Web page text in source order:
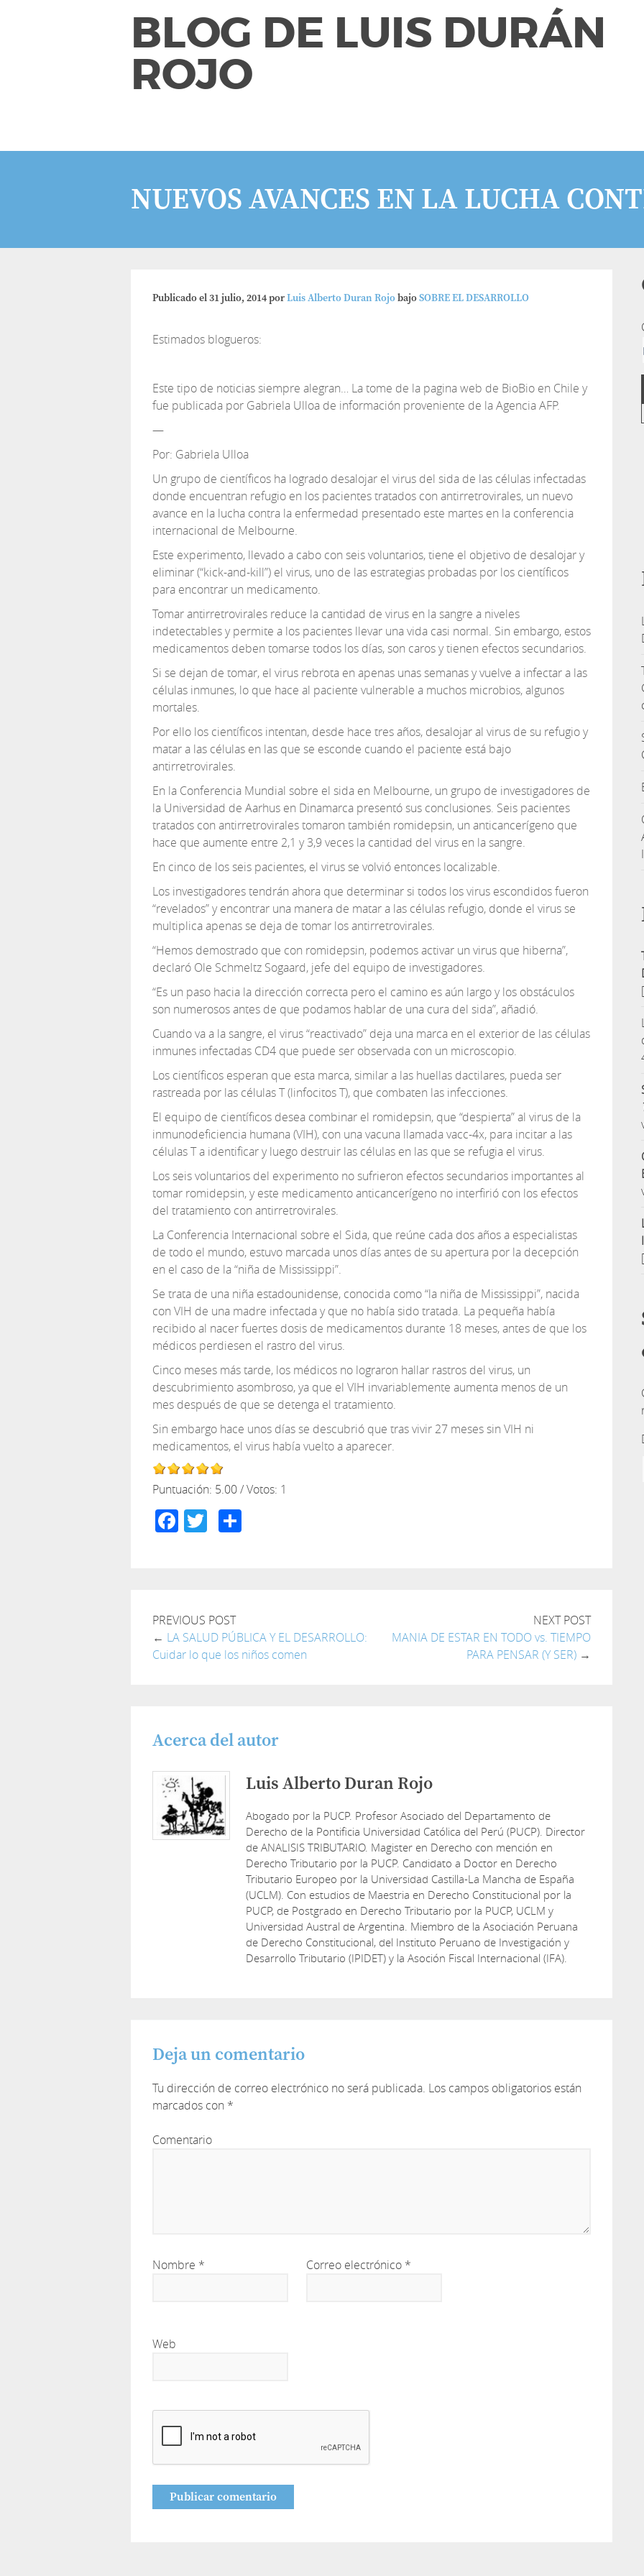
BLOG DE LUIS DURÁN
ROJO
NUEVOS AVANCES EN LA LUCHA
Publicado el31 julio, 2014porLuis Alberto Duran RojobajoSOBRE EL DESARROLLO
Estimados blogueros:
Este tipo de noticias siempre alegran… La tome de la pagina web de BioBio en Chile y
fue publicada por Gabriela Ulloa de información proveniente de la Agencia AFP.
—
Por: Gabriela Ulloa
Un grupo de científicos ha logrado desalojar el virus del sida de las células infectadas
donde encuentran refugio en los pacientes tratados con antirretrovirales, un nuevo
avance en la lucha contra la enfermedad presentado este martes en la conferencia
internacional de Melbourne.
Este experimento, llevado a cabo con seis voluntarios, tiene el objetivo de desalojar y
eliminar (“kick-and-kill”) el virus, uno de las estrategias probadas por los científicos
para encontrar un medicamento.
Tomar antirretrovirales reduce la cantidad de virus en la sangre a niveles
indetectables y permite a los pacientes llevar una vida casi normal. Sin embargo, estos
medicamentos deben tomarse todos los días, son caros y tienen efectos secundarios.
Si se dejan de tomar, el virus rebrota en apenas unas semanas y vuelve a infectar a las
células inmunes, lo que hace al paciente vulnerable a muchos microbios, algunos
mortales.
Por ello los científicos intentan, desde hace tres años, desalojar al virus de su refugio y
matar a las células en las que se esconde cuando el paciente está bajo
antirretrovirales.
En la Conferencia Mundial sobre el sida en Melbourne, un grupo de investigadores de
la Universidad de Aarhus en Dinamarca presentó sus conclusiones. Seis pacientes
tratados con antirretrovirales tomaron también romidepsin, un anticancerígeno que
hace que aumente entre 2,1 y 3,9 veces la cantidad del virus en la sangre.
En cinco de los seis pacientes, el virus se volvió entonces localizable.
Los investigadores tendrán ahora que determinar si todos los virus escondidos fueron
“revelados” y encontrar una manera de matar a las células refugio, donde el virus se
multiplica apenas se deja de tomar los antirretrovirales.
“Hemos demostrado que con romidepsin, podemos activar un virus que hiberna”,
declaró Ole Schmeltz Sogaard, jefe del equipo de investigadores.
“Es un paso hacia la dirección correcta pero el camino es aún largo y los obstáculos
son numerosos antes de que podamos hablar de una cura del sida”, añadió.
Cuando va a la sangre, el virus “reactivado” deja una marca en el exterior de las células
inmunes infectadas CD4 que puede ser observada con un microscopio.
Los científicos esperan que esta marca, similar a las huellas dactilares, pueda ser
rastreada por las células T (linfocitos T), que combaten las infecciones.
El equipo de científicos desea combinar el romidepsin, que “despierta” al virus de la
inmunodeficiencia humana (VIH), con una vacuna llamada vacc-4x, para incitar a las
células T a identificar y luego destruir las células en las que se refugia el virus.
Los seis voluntarios del experimento no sufrieron efectos secundarios importantes al
tomar romidepsin, y este medicamento anticancerígeno no interfirió con los efectos
del tratamiento con antirretrovirales.
La Conferencia Internacional sobre el Sida, que reúne cada dos años a especialistas
de todo el mundo, estuvo marcada unos días antes de su apertura por la decepción
en el caso de la “niña de Mississippi”.
Se trata de una niña estadounidense, conocida como “la niña de Mississippi”, nacida
con VIH de una madre infectada y que no había sido tratada. La pequeña había
recibido al nacer fuertes dosis de medicamentos durante 18 meses, antes de que los
médicos perdiesen el rastro del virus.
Cinco meses más tarde, los médicos no lograron hallar rastros del virus, un
descubrimiento asombroso, ya que el VIH invariablemente aumenta menos de un
mes después de que se detenga el tratamiento.
Sin embargo hace unos días se descubrió que tras vivir 27 meses sin VIH ni
medicamentos, el virus había vuelto a aparecer.
Puntuación: 5.00/ Votos: 1
Facebook
Twitter
PREVIOUS POST
← LA SALUD PÚBLICA Y EL DESARROLLO:
Cuidar lo que los niños comen
NEXT POST
MANIA DE ESTAR EN TODO vs. TIEMPO
PARA PENSAR (Y SER) →
Acerca del autor
Luis Alberto Duran Rojo
Abogado por la PUCP. Profesor Asociado del Departamento de
Derecho de la Pontificia Universidad Católica del Perú (PUCP). Director
de ANALISIS TRIBUTARIO. Magister en Derecho con mención en
Derecho Tributario por la PUCP. Candidato a Doctor en Derecho
Tributario Europeo por la Universidad Castilla-La Mancha de España
(UCLM). Con estudios de Maestria en Derecho Constitucional por la
PUCP, de Postgrado en Derecho Tributario por la PUCP, UCLM y
Universidad Austral de Argentina. Miembro de la Asociación Peruana
de Derecho Constitucional, del Instituto Peruano de Investigación y
Desarrollo Tributario (IPIDET) y la Asoción Fiscal Internacional (IFA).
Deja un comentario
Tu dirección de correo electrónico no será publicada. Los campos obligatorios están
marcados con *
Comentario
Nombre * Correo electrónico *
Web